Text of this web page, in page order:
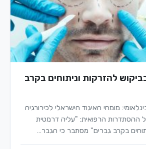
להזרקות וניתוחים בקרב
מומחי האיגוד הישראלי לכירורגיה
ההסתדרות הרפואית: "עליה דרמטית
בקרב גברים" מסתבר כי הגבר…